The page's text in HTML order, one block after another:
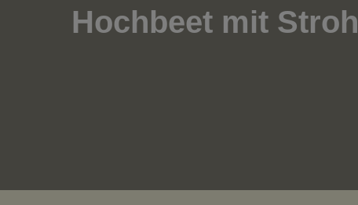
Hochbeet mit Stroh